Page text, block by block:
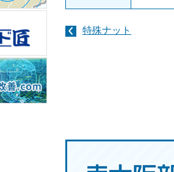
特殊ナット